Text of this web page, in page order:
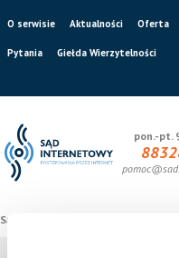
O serwisie Aktualności Oferta
Pytania
Giełda Wierzytelności
pon.-pt.
Sąd internetowy